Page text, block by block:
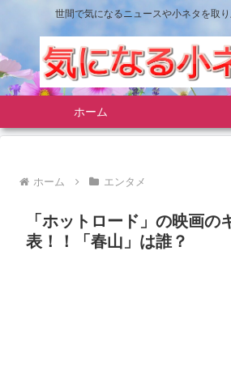
世間で気になるニュースや小ネタを取り
ホーム
ホーム エンタメ
「ホットロード」の映画の
表！！「春山」は誰？